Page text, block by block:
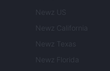
Newz US
Newz California
Newz Texas
Newz Florida